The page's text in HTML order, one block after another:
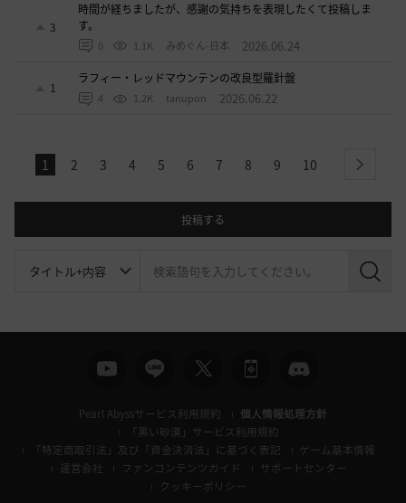
3
時間が経ちましたが、感謝の気持ちを表現したくて投稿しま
す。
0 1.1K みめぐん-日本 2026.06.24
1
ラフィー・レッドマウンテンの改良型羅針盤
4 1.2K tanupon 2026.06.22
1 2 3 4 5 6 7 8 9 10 next
投稿する
検
Pearl Abyssサービス利用規約
個人情報処理方針
「黒い砂漠」サービス利用規約
「特定商取引法」及び「資金決済法」に基づく表記
ゲーム基本情報
運営会社
ファンコンテンツガイド
サポートセンター
クッキーポリシー